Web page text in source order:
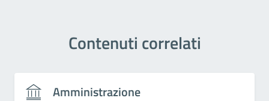
Contenuti correlati
Amministrazione